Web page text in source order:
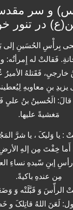
و سر
در تنور
بِرأْسِ الحُسَینِ إلی
فَقالتْ له
فَقَتلهُ الأمیرُ
یزیدِ بنِ معاویهِ
قالَ: الَحُسینُ بنُ
مَغشیةً علیها.
: یا وَلیکَ ، یا شرَّ
أَما خِفْتَ مِن إلهِ
إبنِ سّیدهِ نساءِ
مِن عندهِ باکیةً.
الرأّسَ وَ قَبَّلَتْه وَ
لَعَنَ اللهُ قاتِلکَ